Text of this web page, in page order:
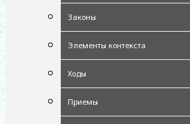
Законы
Элементы контекста
Ходы
Приемы